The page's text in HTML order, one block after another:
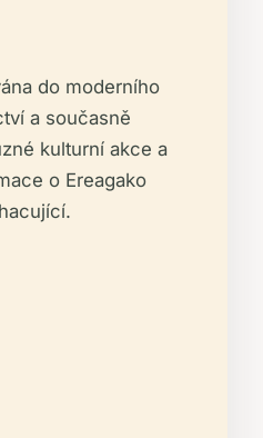
do moderního
a současně
kulturní akce a
o Ereagako